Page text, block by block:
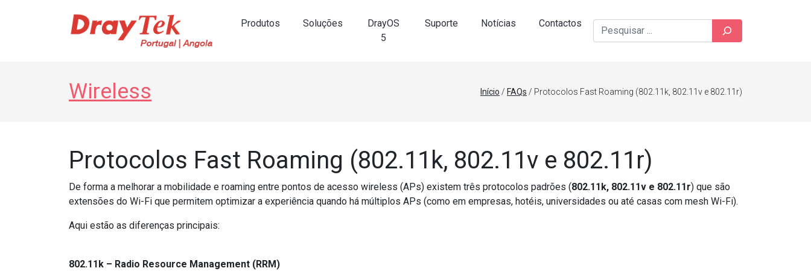
Navegação principal
Produtos Soluções
DrayOS
5
Suporte Notícias Contactos Pesquisar
Wireless Início / FAQs / Protocolos Fast Roaming (802.11k, 802.11v e 802.11r)
Protocolos Fast Roaming (802.11k, 802.11v e 802.11r)
De forma a melhorar a mobilidade e roaming entre pontos de acesso wireless (APs) existem três protocolos padrões (802.11k, 802.11v e 802.11r) que são
extensões do Wi-Fi que permitem optimizar a experiência quando há múltiplos APs (como em empresas, hotéis, universidades ou até casas com mesh Wi-Fi).
Aqui estão as diferenças principais:
802.11k – Radio Resource Management (RRM)